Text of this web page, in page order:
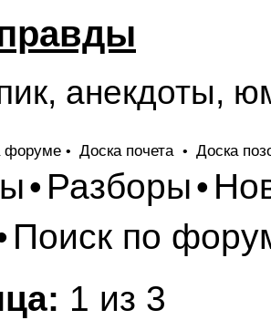
анекдоты,
форуме • Доска почета • Доска
• Разборы•
Поиск по
1 из 3